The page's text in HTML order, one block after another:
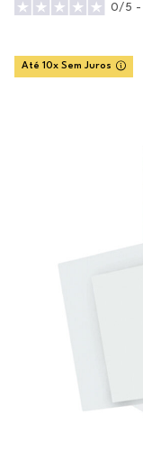
0/5 -
Até 10x Sem Juros